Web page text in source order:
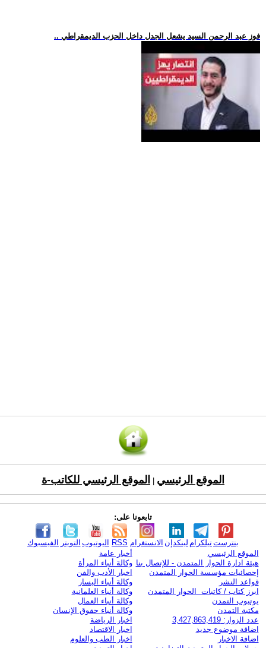
.. فوز عبد الرحمن السيد يشعل الجدل داخل الحزب الديمقراطي
الموقع الرئيسي الموقع الرئيسي للكاتب-ة
تابعونا على:
الفيسبوك التويتر اليوتيوب RSS الانستغرام لينكدإن تيلكرامبنترست
الموقع الرئيسي
هيئة ادارة الحوار المتمدن - للإتصال بنا
إحصائيات مؤسسة الحوار المتمدن
قواعد النشر
ابرز كتاب / كاتبات الحوار المتمدن
يوتيوب التمدن
مكتبة التمدن
عدد الزوار: 3,427,863,419
اضافة موضوع جديد
اضافة الاخبار
أخبار عامة
وكالة أنباء المرأة
اخبار الأدب والفن
وكالة أنباء اليسار
وكالة أنباء العلمانية
وكالة أنباء العمال
وكالة أنباء حقوق الإنسان
اخبار الرياضة
اخبار الاقتصاد
اخبار الطب والعلوم